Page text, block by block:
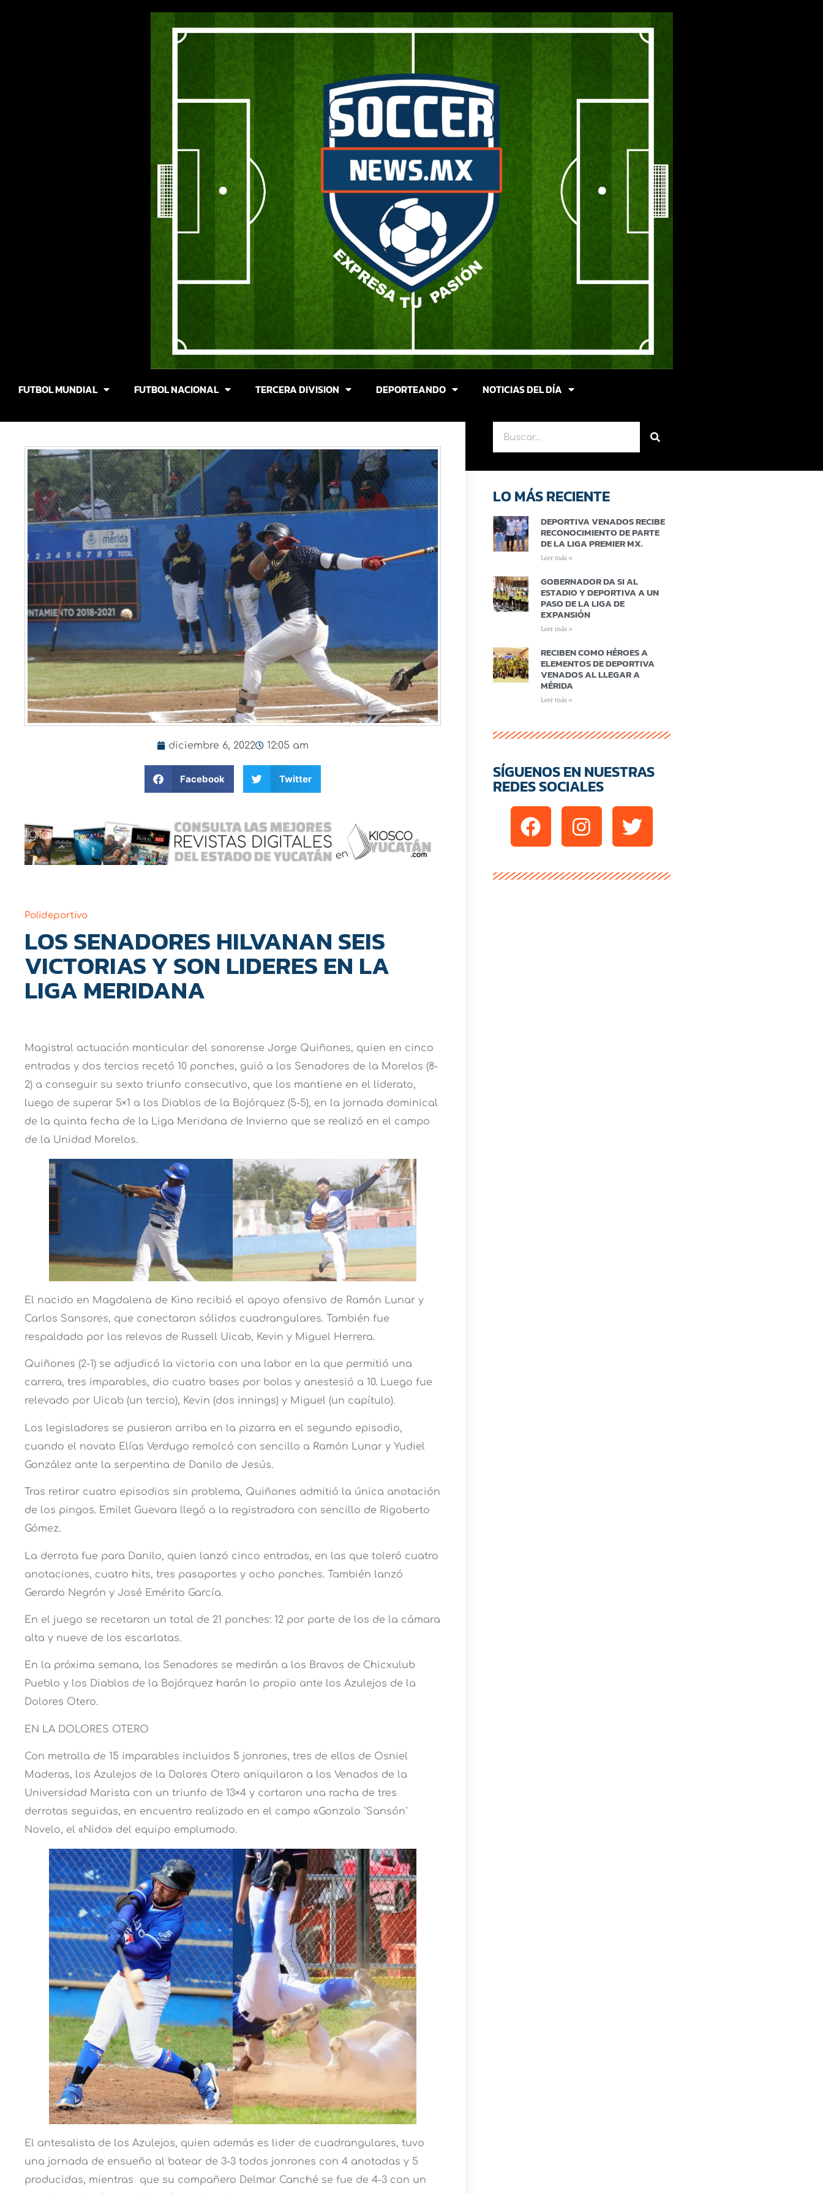
FUTBOL MUNDIAL FUTBOL NACIONAL TERCERA DIVISION DEPORTEANDO NOTICIAS DEL DÍA
diciembre 6, 2022 12:05 am
Facebook Twitter
Polideportivo
LOS SENADORES HILVANAN SEIS
VICTORIAS Y SON LIDERES EN LA
LIGA MERIDANA
Magistral actuación monticular del sonorense Jorge Quiñones, quien en cinco
entradas y dos tercios recetó 10 ponches, guió a los Senadores de la Morelos (8-
2) a conseguir su sexto triunfo consecutivo, que los mantiene en el liderato,
luego de superar 5×1 a los Diablos de la Bojórquez (5-5), en la jornada dominical
de la quinta fecha de la Liga Meridana de Invierno que se realizó en el campo
de la Unidad Morelos.
El nacido en Magdalena de Kino recibió el apoyo ofensivo de Ramón Lunar y
Carlos Sansores, que conectaron sólidos cuadrangulares. También fue
respaldado por los relevos de Russell Uicab, Kevin y Miguel Herrera.
Quiñones (2-1) se adjudicó la victoria con una labor en la que permitió una
carrera, tres imparables, dio cuatro bases por bolas y anestesió a 10. Luego fue
relevado por Uicab (un tercio), Kevin (dos innings) y Miguel (un capítulo).
Los legisladores se pusieron arriba en la pizarra en el segundo episodio,
cuando el novato Elías Verdugo remolcó con sencillo a Ramón Lunar y Yudiel
González ante la serpentina de Danilo de Jesús.
Tras retirar cuatro episodios sin problema, Quiñones admitió la única anotación
de los pingos. Emilet Guevara llegó a la registradora con sencillo de Rigoberto
Gómez.
La derrota fue para Danilo, quien lanzó cinco entradas, en las que toleró cuatro
anotaciones, cuatro hits, tres pasaportes y ocho ponches. También lanzó
Gerardo Negrón y José Emérito García.
En el juego se recetaron un total de 21 ponches: 12 por parte de los de la cámara
alta y nueve de los escarlatas.
En la próxima semana, los Senadores se medirán a los Bravos de Chicxulub
Pueblo y los Diablos de la Bojórquez harán lo propio ante los Azulejos de la
Dolores Otero.
EN LA DOLORES OTERO
Con metralla de 15 imparables incluidos 5 jonrones, tres de ellos de Osniel
Maderas, los Azulejos de la Dolores Otero aniquilaron a los Venados de la
Universidad Marista con un triunfo de 13×4 y cortaron una racha de tres
derrotas seguidas, en encuentro realizado en el campo «Gonzalo `Sansón`
Novelo, el «Nido» del equipo emplumado.
El antesalista de los Azulejos, quien además es lider de cuadrangulares, tuvo
una jornada de ensueño al batear de 3-3 todos jonrones con 4 anotadas y 5
producidas, mientras que su compañero Delmar Canché se fue de 4-3 con un
LO MÁS RECIENTE
DEPORTIVA VENADOS RECIBE
RECONOCIMIENTO DE PARTE
DE LA LIGA PREMIER MX.
Leer más »
GOBERNADOR DA SI AL
ESTADIO Y DEPORTIVA A UN
PASO DE LA LIGA DE
EXPANSIÓN
Leer más »
RECIBEN COMO HÉROES A
ELEMENTOS DE DEPORTIVA
VENADOS AL LLEGAR A
MÉRIDA
Leer más »
SÍGUENOS EN NUESTRAS
REDES SOCIALES